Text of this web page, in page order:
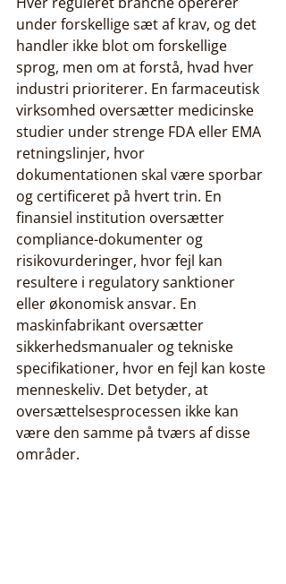
under forskellige sæt af krav, og det
handler ikke blot om forskellige
sprog, men om at forstå, hvad hver
industri prioriterer. En farmaceutisk
virksomhed oversætter medicinske
studier under strenge FDA eller EMA
retningslinjer, hvor
dokumentationen skal være sporbar
og certificeret på hvert trin. En
finansiel institution oversætter
compliance-dokumenter og
risikovurderinger, hvor fejl kan
resultere i regulatory sanktioner
eller økonomisk ansvar. En
maskinfabrikant oversætter
sikkerhedsmanualer og tekniske
specifikationer, hvor en fejl kan koste
menneskeliv. Det betyder, at
oversættelsesprocessen ikke kan
være den samme på tværs af disse
områder.